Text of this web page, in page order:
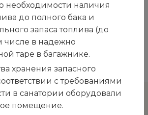
/
ПРИГЛАШЕНИЕ к участию
на закупку услуг по охране
«Белоруссия» на
договора по
необходимости наличия
до полного бака и
запаса топлива (до
числе в надежно
таре в багажнике.
хранения запасного
с требованиями
в санатории оборудовали
помещение.